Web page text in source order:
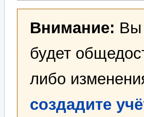
Внимание: Вы
будет
либо
создадите